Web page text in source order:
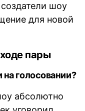
шоу
для новой
пары
голосовании?
абсолютно